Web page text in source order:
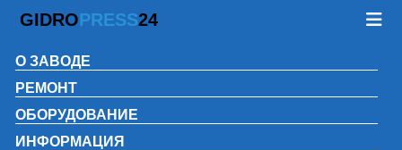
GIDROPRESS24
О ЗАВОДЕ
РЕМОНТ
ОБОРУДОВАНИЕ
ИНФОРМАЦИЯ